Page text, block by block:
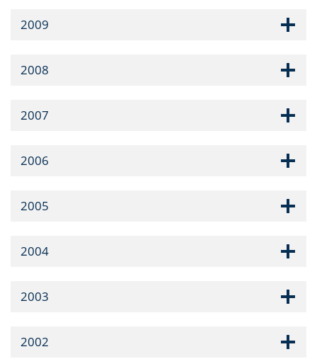
2009
2008
2007
2006
2005
2004
2003
2002